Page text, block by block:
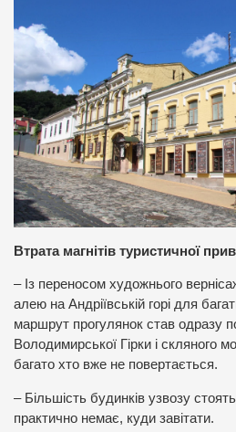
Втрата магнітів туристичної
– Із переносом художнього
алею на Андріївській горі для
маршрут прогулянок став одразу
Володимирської Гірки і скляного
багато хто вже не повертається.
– Більшість будинків узвозу
практично немає, куди завітати.